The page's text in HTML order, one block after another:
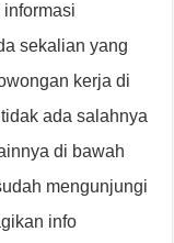
sekalian yang
kerja di
ada salahnya
di bawah
mengunjungi
info